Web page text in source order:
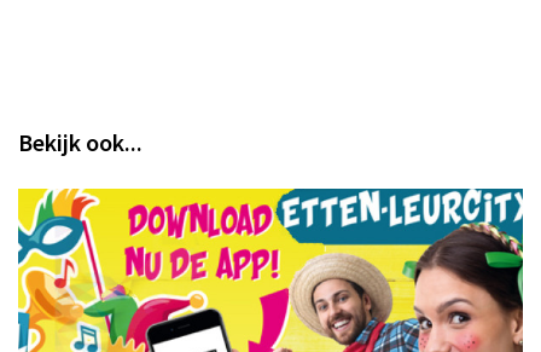
Bekijk ook...